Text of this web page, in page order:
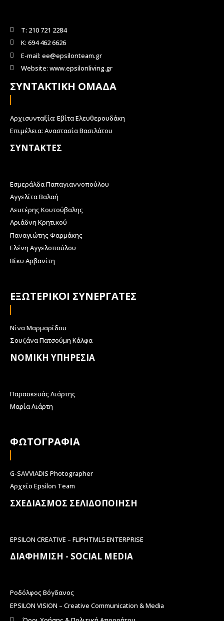
Τ: 210 721 2284
Κ: 694 462 6626
E-mail: ee@epsilonteam.gr
Website: www.epsilonliving.gr
ΣΥΝΤΑΚΤΙΚΗ ΟΜΑΔΑ
Αρχισυνταξία: Εβίτα Ελευθερουδάκη
Επιμέλεια: Αναστασία Βασιλάτου
ΣΥΝΤΑΚΤΕΣ
Εσμεράλδα Παπαγιαννοπούλου
Αγγελίτα Βαλαή
Λευτέρης Κουτούβαλης
Αριάδνη Κρητικού
Παναγιώτης Φαρμάκης
Ελένη Αγγελοπούλου
Βίκυ Αρβανίτη
ΕΞΩΤΕΡΙΚΟΙ ΣΥΝΕΡΓΑΤΕΣ
Νίνα Μαρμαρίδου
Σουζάνα Πατσούμη Κάλφα
ΝΟΜΙΚΗ ΥΠΗΡΕΣΙΑ
Παρασκευάς Λιάρτης
Μαρία Λιάρτη
ΦΩΤΟΓΡΑΦΙΑ
G-SAVVIADIS Photographer
Αρχείο Epsilon Team
ΣΧΕΔΙΑΣΜΟΣ ΣΕΛΙΔΟΠΟΙΗΣΗ
EPSILON CREATIVE – FLIPHTML5 ENTERPRISE
ΔΙΑΦΗΜΙΣΗ - SOCIAL MEDIA
Ροδόλφος Βόγδανος
EPSILON VISION – Creative Communication & Media